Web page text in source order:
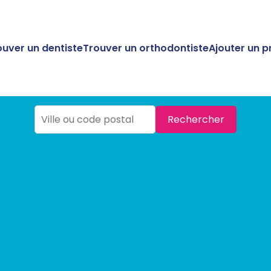
un dentisteTrouver un orthodontisteAjouter un
Rechercher